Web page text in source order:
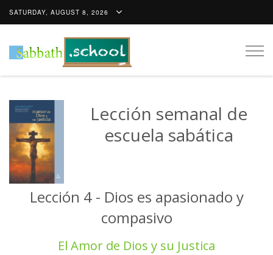
SATURDAY, AUGUST 8, 2026
Lección semanal de
escuela sabática
Lección 4 - Dios es apasionado y
compasivo
El Amor de Dios y su Justica